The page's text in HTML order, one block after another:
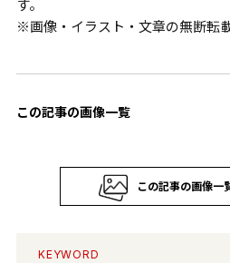
す。
※画像・イラスト・文章の無断転
この記事の画像一覧
この記事の画像一
KEYWORD